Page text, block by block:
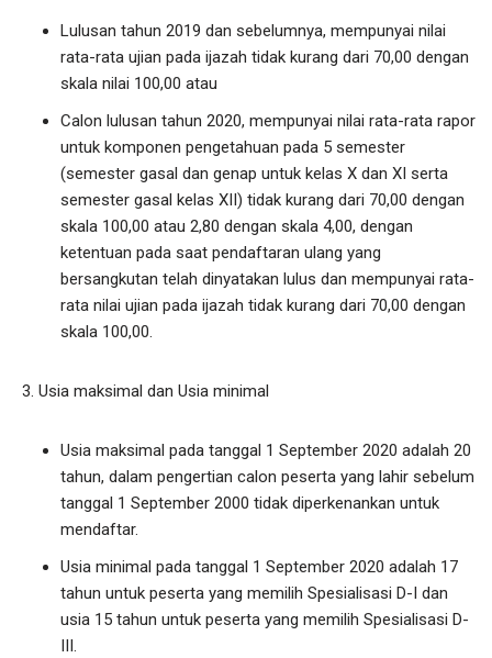
Lulusan tahun 2019 dan sebelumnya, mempunyai nilai
rata-rata ujian pada ijazah tidak kurang dari 70,00 dengan
skala nilai 100,00 atau
Calon lulusan tahun 2020, mempunyai nilai rata-rata rapor
untuk komponen pengetahuan pada 5 semester
(semester gasal dan genap untuk kelas X dan XI serta
semester gasal kelas XII) tidak kurang dari 70,00 dengan
skala 100,00 atau 2,80 dengan skala 4,00, dengan
ketentuan pada saat pendaftaran ulang yang
bersangkutan telah dinyatakan lulus dan mempunyai rata-
rata nilai ujian pada ijazah tidak kurang dari 70,00 dengan
skala 100,00.
Usia maksimal dan Usia minimal
Usia maksimal pada tanggal 1 September 2020 adalah 20
tahun, dalam pengertian calon peserta yang lahir sebelum
tanggal 1 September 2000 tidak diperkenankan untuk
mendaftar.
Usia minimal pada tanggal 1 September 2020 adalah 17
tahun untuk peserta yang memilih Spesialisasi D-I dan
usia 15 tahun untuk peserta yang memilih Spesialisasi D-
III.